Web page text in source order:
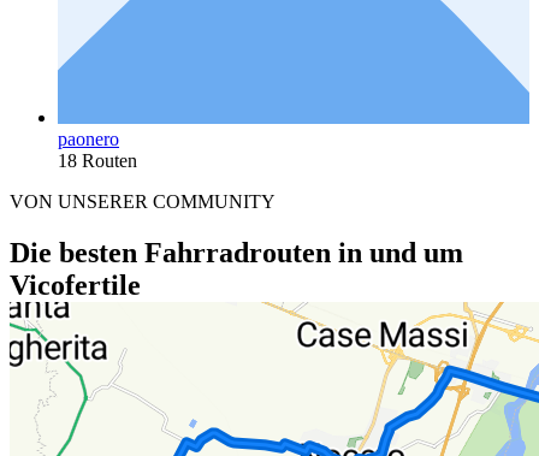
paonero
18 Routen
VON UNSERER COMMUNITY
Die besten Fahrradrouten in und um
Vicofertile